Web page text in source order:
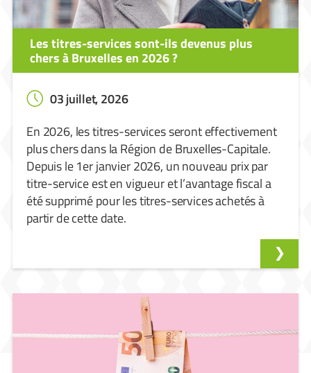
Les titres-services sont-ils devenus plus
chers à Bruxelles en 2026 ?
03 juillet, 2026
En 2026, les titres-services seront effectivement
plus chers dans la Région de Bruxelles-Capitale.
Depuis le 1er janvier 2026, un nouveau prix par
titre-service est en vigueur et l’avantage fiscal a
été supprimé pour les titres-services achetés à
partir de cette date.